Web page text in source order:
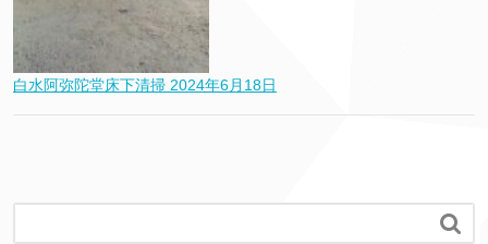
白水阿弥陀堂床下清掃 2024年6月18日
